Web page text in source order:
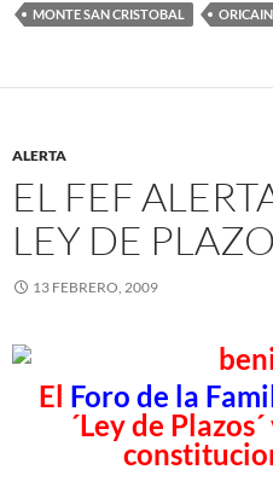
MONTE SAN CRISTOBAL
ORICAIN
ALERTA
EL FEF
LEY DE
13 FEBRERO, 2009
El Foro de la
´Ley de